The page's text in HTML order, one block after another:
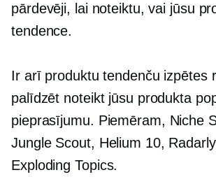
pārdevēji, lai noteiktu, vai jūsu
tendence.
Ir arī produktu tendenču izpētes
palīdzēt noteikt jūsu produkta
pieprasījumu. Piemēram, Niche
Jungle Scout, Helium 10,
Exploding Topics.